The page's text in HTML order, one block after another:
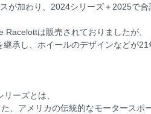
が加わり、2024シリーズ＋2025で合
は販売されておりましたが、
承し、ホイールのデザインなどが21
ーズとは、
、アメリカの伝統的なモータースポ